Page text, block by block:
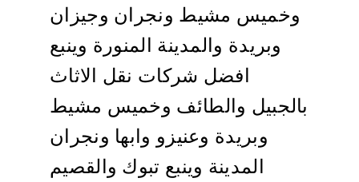
وخميس مشيط ونجران وجيزان
وبريدة والمدينة المنورة وينبع
افضل شركات نقل الاثاث
بالجبيل والطائف وخميس مشيط
وبريدة وعنيزو وابها ونجران
المدينة وينبع تبوك والقصيم